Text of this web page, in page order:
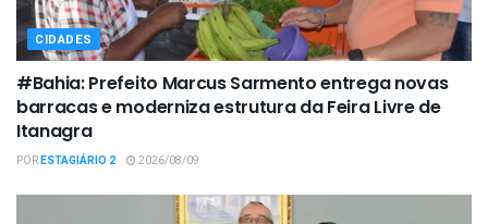
CIDADES
#Bahia: Prefeito Marcus Sarmento entrega novas
barracas e moderniza estrutura da Feira Livre de
Itanagra
PORESTAGIÁRIO 2 2026/08/09